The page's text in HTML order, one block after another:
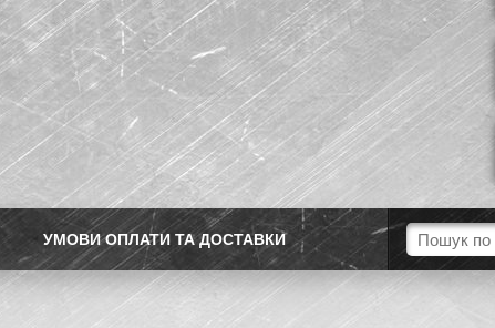
УМОВИ ОПЛАТИ ТА ДОСТАВКИ